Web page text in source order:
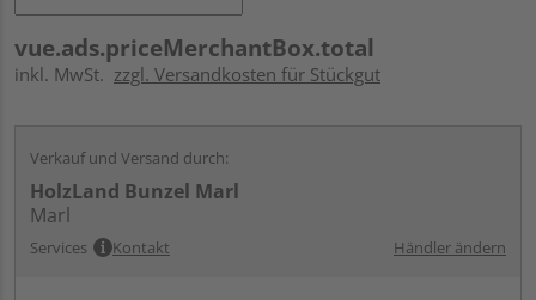
vue.ads.priceMerchantBox.total
inkl. MwSt. zzgl. Versandkosten für Stückgut
Verkauf und Versand durch:
HolzLand Bunzel Marl
Marl
Services Kontakt Händler ändern